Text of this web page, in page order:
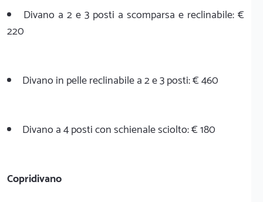
Divano a 2 e 3 posti a scomparsa e reclinabile: €
220
Divano in pelle reclinabile a 2 e 3 posti: € 460
Divano a 4 posti con schienale sciolto: € 180
Copridivano